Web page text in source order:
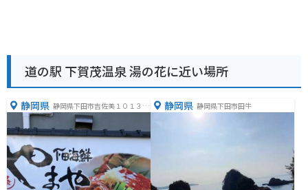
道の駅 下賀茂温泉 湯の花に近い場所
静岡県 静岡県下田市吉佐美１０１３
静岡県 静岡県下田市田牛